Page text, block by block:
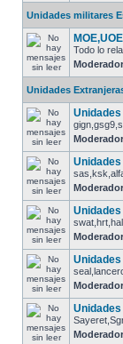
Unidades militares
Todo lo
Unidades